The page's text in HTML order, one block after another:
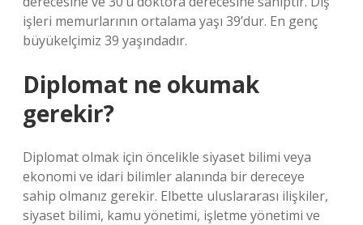
işleri memurlarının ortalama yaşı 39’dur. En genç
büyükelçimiz 39 yaşındadır.
Diplomat ne okumak
gerekir?
Diplomat olmak için öncelikle siyaset bilimi veya
ekonomi ve idari bilimler alanında bir dereceye
sahip olmanız gerekir. Elbette uluslararası ilişkiler,
siyaset bilimi, kamu yönetimi, işletme yönetimi ve